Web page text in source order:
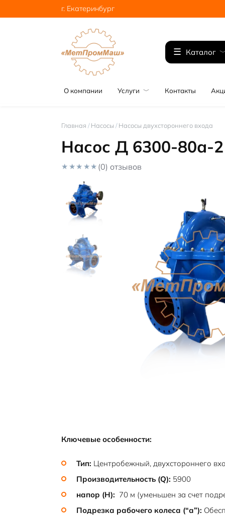
к
г. Екатеринбург
Каталог
О компании Услуги Контакты
Главная /Насосы /Насосы двухстороннего входа
Насос Д 6300-80а-2
(0) отзывов
Ключевые особенности:
Тип: Центробежный, двухстороннего
Производительность (Q): 5900
напор (H): 70 м (уменьшен за счет
Подрезка рабочего колеса (“а”):